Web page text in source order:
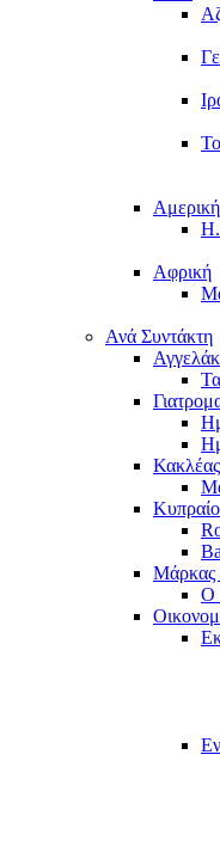
Αμερική
Αφρική
Ανά Συντάκτη
Κακλέας
Μάρκας
Ο